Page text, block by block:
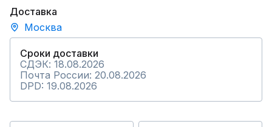
Доставка
Москва
Сроки доставки
СДЭК: 18.08.2026
Почта России: 20.08.2026
DPD: 19.08.2026